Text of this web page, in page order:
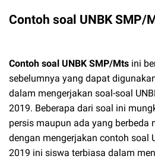
Contoh soal UNBK SMP/
Contoh soal UNBK SMP/Mts ini
sebelumnya yang dapat
dalam mengerjakan soal-soal
2019. Beberapa dari soal ini
persis maupun ada yang berbeda
dengan mengerjakan contoh soal
2019 ini siswa terbiasa dalam